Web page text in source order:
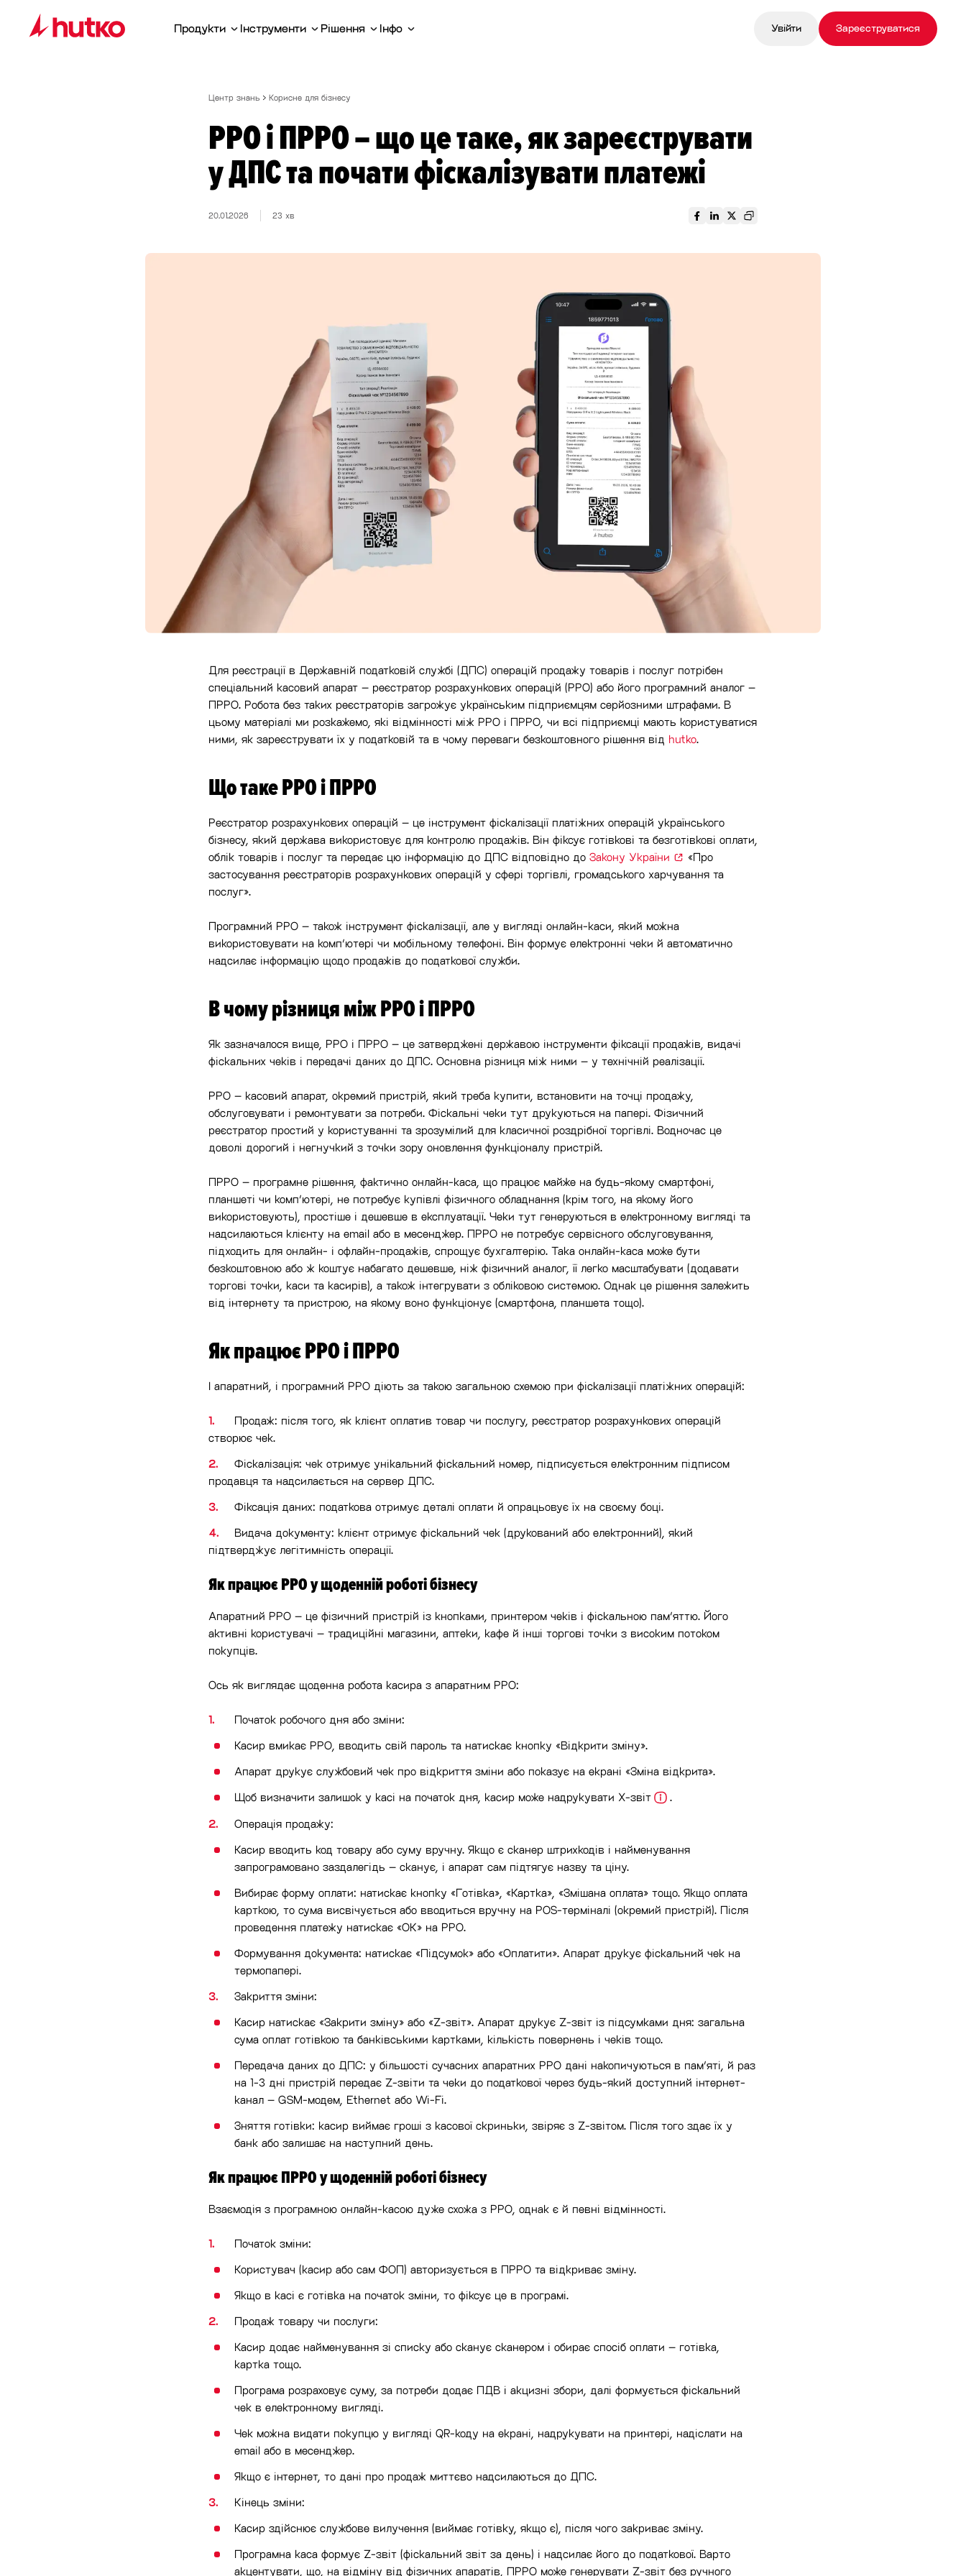
Продукти Інструменти Рішення Інфо Увійти Зареєструватися
Центр знань Корисне для бізнесу
РРО і ПРРО – що це таке, як зареєструвати
у ДПС та почати фіскалізувати платежі
20.01.2026 23 хв
Для реєстрації в Державній податковій службі (ДПС) операцій продажу товарів і послуг потрібен
спеціальний касовий апарат – реєстратор розрахункових операцій (РРО) або його програмний аналог –
ПРРО. Робота без таких реєстраторів загрожує українським підприємцям серйозними штрафами. В
цьому матеріалі ми розкажемо, які відмінності між РРО і ПРРО, чи всі підприємці мають користуватися
ними, як зареєструвати їх у податковій та в чому переваги безкоштовного рішення від hutko.
Що таке РРО і ПРРО
Реєстратор розрахункових операцій – це інструмент фіскалізації платіжних операцій українського
бізнесу, який держава використовує для контролю продажів. Він фіксує готівкові та безготівкові оплати,
облік товарів і послуг та передає цю інформацію до ДПС відповідно до Закону України
«Про
застосування реєстраторів розрахункових операцій у сфері торгівлі, громадського харчування та
послуг».
Програмний РРО – також інструмент фіскалізації, але у вигляді онлайн-каси, який можна
використовувати на комп’ютері чи мобільному телефоні. Він формує електронні чеки й автоматично
надсилає інформацію щодо продажів до податкової служби.
В чому різниця між РРО і ПРРО
Як зазначалося вище, РРО і ПРРО – це затверджені державою інструменти фіксації продажів, видачі
фіскальних чеків і передачі даних до ДПС. Основна різниця між ними – у технічній реалізації.
РРО – касовий апарат, окремий пристрій, який треба купити, встановити на точці продажу,
обслуговувати і ремонтувати за потреби. Фіскальні чеки тут друкуються на папері. Фізичний
реєстратор простий у користуванні та зрозумілий для класичної роздрібної торгівлі. Водночас це
доволі дорогий і негнучкий з точки зору оновлення функціоналу пристрій.
ПРРО – програмне рішення, фактично онлайн-каса, що працює майже на будь-якому смартфоні,
планшеті чи комп’ютері, не потребує купівлі фізичного обладнання (крім того, на якому його
використовують), простіше і дешевше в експлуатації. Чеки тут генеруються в електронному вигляді та
надсилаються клієнту на email або в месенджер. ПРРО не потребує сервісного обслуговування,
підходить для онлайн- і офлайн-продажів, спрощує бухгалтерію. Така онлайн-каса може бути
безкоштовною або ж коштує набагато дешевше, ніж фізичний аналог, її легко масштабувати (додавати
торгові точки, каси та касирів), а також інтегрувати з обліковою системою. Однак це рішення залежить
від інтернету та пристрою, на якому воно функціонує (смартфона, планшета тощо).
Як працює РРО і ПРРО
І апаратний, і програмний РРО діють за такою загальною схемою при фіскалізації платіжних операцій:
Продаж: після того, як клієнт оплатив товар чи послугу, реєстратор розрахункових операцій
створює чек.
Фіскалізація: чек отримує унікальний фіскальний номер, підписується електронним підписом
продавця та надсилається на сервер ДПС.
Фіксація даних: податкова отримує деталі оплати й опрацьовує їх на своєму боці.
Видача документу: клієнт отримує фіскальний чек (друкований або електронний), який
підтверджує легітимність операції.
Як працює РРО у щоденній роботі бізнесу
Апаратний РРО – це фізичний пристрій із кнопками, принтером чеків і фіскальною пам’яттю. Його
активні користувачі – традиційні магазини, аптеки, кафе й інші торгові точки з високим потоком
покупців.
Ось як виглядає щоденна робота касира з апаратним РРО:
Початок робочого дня або зміни:
Касир вмикає РРО, вводить свій пароль та натискає кнопку «Відкрити зміну».
Апарат друкує службовий чек про відкриття зміни або показує на екрані «Зміна відкрита».
Щоб визначити залишок у касі на початок дня, касир може надрукувати X-звіт .
Операція продажу:
Касир вводить код товару або суму вручну. Якщо є сканер штрихкодів і найменування
запрограмовано заздалегідь – сканує, і апарат сам підтягує назву та ціну.
Вибирає форму оплати: натискає кнопку «Готівка», «Картка», «Змішана оплата» тощо. Якщо оплата
карткою, то сума висвічується або вводиться вручну на POS-терміналі (окремий пристрій). Після
проведення платежу натискає «ОК» на РРО.
Формування документа: натискає «Підсумок» або «Оплатити». Апарат друкує фіскальний чек на
термопапері.
Закриття зміни:
Касир натискає «Закрити зміну» або «Z-звіт». Апарат друкує Z-звіт із підсумками дня: загальна
сума оплат готівкою та банківськими картками, кількість повернень і чеків тощо.
Передача даних до ДПС: у більшості сучасних апаратних РРО дані накопичуються в пам’яті, й раз
на 1-3 дні пристрій передає Z-звіти та чеки до податкової через будь-який доступний інтернет-
канал – GSM-модем, Ethernet або Wi-Fi.
Зняття готівки: касир виймає гроші з касової скриньки, звіряє з Z-звітом. Після того здає їх у
банк або залишає на наступний день.
Як працює ПРРО у щоденній роботі бізнесу
Взаємодія з програмною онлайн-касою дуже схожа з РРО, однак є й певні відмінності.
Початок зміни:
Користувач (касир або сам ФОП) авторизується в ПРРО та відкриває зміну.
Якщо в касі є готівка на початок зміни, то фіксує це в програмі.
Продаж товару чи послуги:
Касир додає найменування зі списку або сканує сканером і обирає спосіб оплати – готівка,
картка тощо.
Програма розраховує суму, за потреби додає ПДВ і акцизні збори, далі формується фіскальний
чек в електронному вигляді.
Чек можна видати покупцю у вигляді QR-коду на екрані, надрукувати на принтері, надіслати на
email або в месенджер.
Якщо є інтернет, то дані про продаж миттєво надсилаються до ДПС.
Кінець зміни:
Касир здійснює службове вилучення (виймає готівку, якщо є), після чого закриває зміну.
Програмна каса формує Z-звіт (фіскальний звіт за день) і надсилає його до податкової. Варто
акцентувати, що, на відміну від фізичних апаратів, ПРРО може генерувати Z-звіт без ручного